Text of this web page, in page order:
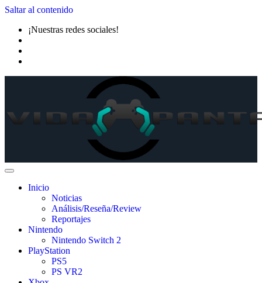
Saltar al contenido
¡Nuestras redes sociales!
Inicio
Noticias
Análisis/Reseña/Review
Reportajes
Nintendo
Nintendo Switch 2
PlayStation
PS5
PS VR2